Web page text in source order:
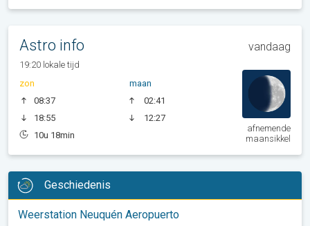
Astro info vandaag
19:20 lokale tijd
zon
08:37
18:55
10u 18min
maan
02:41
12:27
afnemende
maansikkel
Geschiedenis
Weerstation Neuquén Aeropuerto